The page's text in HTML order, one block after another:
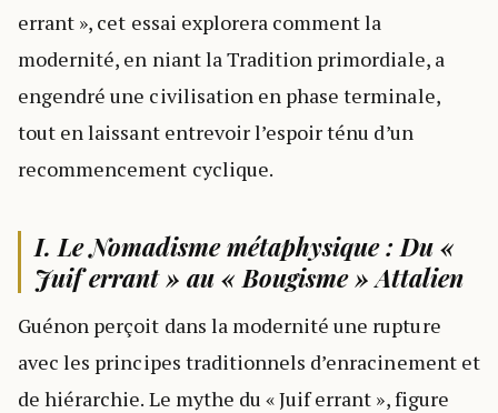
errant », cet essai explorera comment la
modernité, en niant la Tradition primordiale, a
engendré une civilisation en phase terminale,
tout en laissant entrevoir l’espoir ténu d’un
recommencement cyclique.
I. Le Nomadisme métaphysique : Du «
Juif errant » au « Bougisme » Attalien
Guénon perçoit dans la modernité une rupture
avec les principes traditionnels d’enracinement et
de hiérarchie. Le mythe du « Juif errant », figure